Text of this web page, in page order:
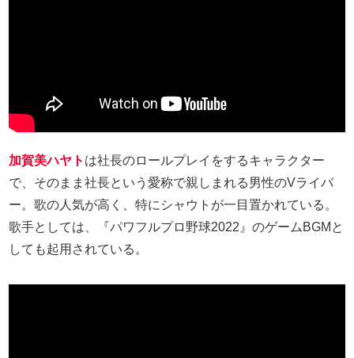
加賀美ハヤト は社長のロールプレイをするキャラクター
で、そのまま社長という愛称で親しまれる男性のVライバ
ー。歌の人気が高く、特にシャウトが一目置かれている。
歌手としては、『パワフルプロ野球2022』のゲームBGMと
しても起用されている。